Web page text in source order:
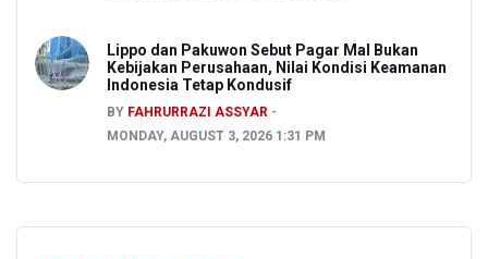
Lippo dan Pakuwon Sebut Pagar Mal Bukan
Kebijakan Perusahaan, Nilai Kondisi Keamanan
Indonesia Tetap Kondusif
BY FAHRURRAZI ASSYAR
MONDAY, AUGUST 3, 2026 1:31 PM